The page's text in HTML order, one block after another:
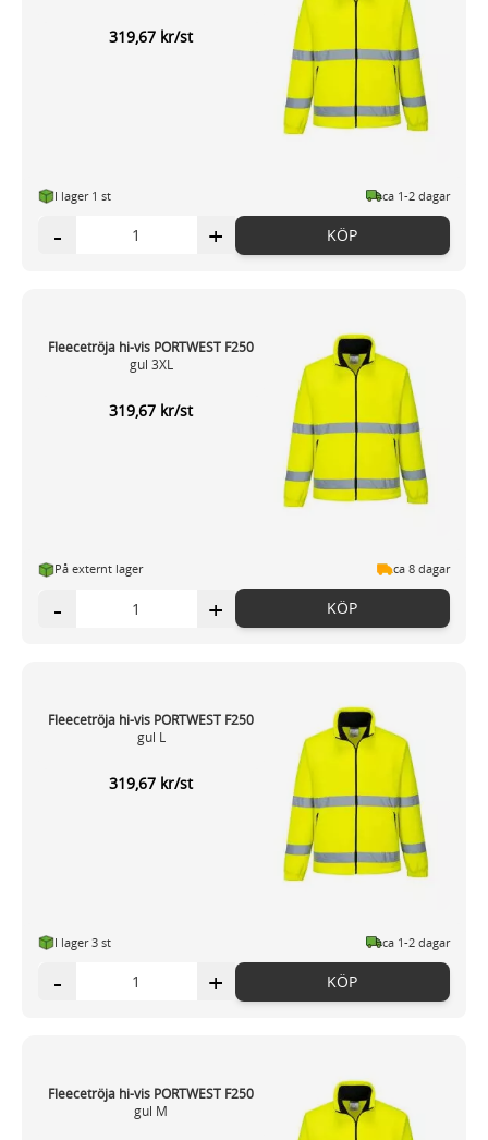
319,67 kr/st
I lager 1 st ca 1-2 dagar
- + KÖP
Fleecetröja hi-vis PORTWEST F250
gul 3XL
319,67 kr/st
På externt lager ca 8 dagar
- + KÖP
Fleecetröja hi-vis PORTWEST F250
gul L
319,67 kr/st
I lager 3 st ca 1-2 dagar
- + KÖP
Fleecetröja hi-vis PORTWEST F250
gul M